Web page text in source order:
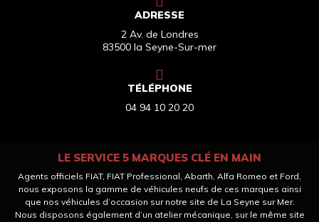
ADRESSE
2 Av. de Londres
83500 la Seyne-Sur-mer
TÉLÉPHONE
04 94 10 20 20
LE SERVICE 5 MARQUES CLÉ EN MAIN
Agents officiels FIAT, FIAT Professional, Abarth, Alfa Romeo et Ford,
nous exposons la gamme de véhicules neufs de ces marques ainsi
que nos véhicules d’occasion sur notre site de La Seyne sur Mer.
Nous disposons également d’un atelier mécanique, sur le même site